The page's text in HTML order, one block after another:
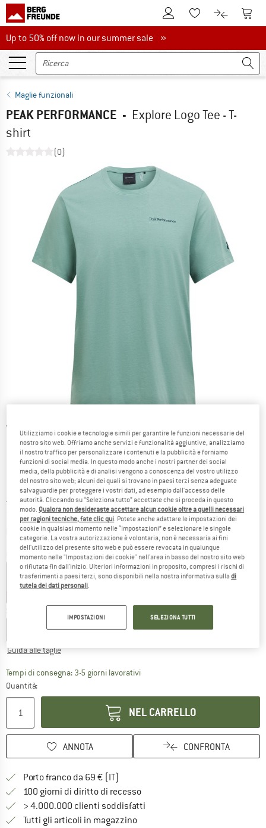
Al conto clienteAlla lista
Al Al
Up to 50% off now in our summer sale
Up to 50% off now in our summer sale »
Maglie funzionali
PEAK PERFORMANCE - Explore Logo Tee - T-
shirt
(0)
Viste dettagliate
Prezzo originale :
39,95€
Prezzo:
33,96€ incl. IVA
più Spese di spedizioneInformazioni sui costi di spedizione. Si apre in
Colore:Green Valley
M L XL XXL
Guida alle taglie
Tempi di consegna: 3-5 giorni lavorativiIl link si apre in una casella
Quantità:
NEL CARRELLO
ANNOTA CONFRONTA
Porto franco da 69 € (IT)
100 giorni di diritto di recessoVai alla politica di recesso qui
> 4.000.000 clienti soddisfatti
Tutti gli articoli in magazzino
Utilizziamo i cookie e tecnologie simili per garantire le funzioni necessarie del
nostro sito web. Offriamo anche servizi e funzionalità aggiuntive, analizziamo
il nostro traffico per personalizzare i contenuti e la pubblicità e forniamo
funzioni di social media. In questo modo anche i nostri partner dei social
media, della pubblicità e di analisi vengono a conoscenza del vostro utilizzo
del nostro sito web; alcuni dei quali si trovano in paesi terzi senza adeguate
salvaguardie per proteggere i vostri dati, ad esempio dall'accesso delle
autorità. Cliccando su “Seleziona tutto” accettate che si proceda in questo
modo. Qualora non desideraste accettare alcun cookie oltre a quelli necessari
per ragioni tecniche, fate clic qui. Potete anche adattare le impostazioni dei
cookie in qualsiasi momento nelle “Impostazioni” e selezionare le singole
categorie. La vostra autorizzazione è volontaria, non è necessaria ai fini
dell'utilizzo del presente sito web e può essere revocata in qualunque
momento nelle "Impostazioni dei cookie" nell'area in basso del nostro sito web
o rifiutata fin dall'inizio. Ulteriori informazioni in proposito, compresi i rischi di
trasferimenti a paesi terzi, sono disponibili nella nostra informativa sulladi
tutela dei dati personali.
IMPOSTAZIONI SELEZIONA TUTTI